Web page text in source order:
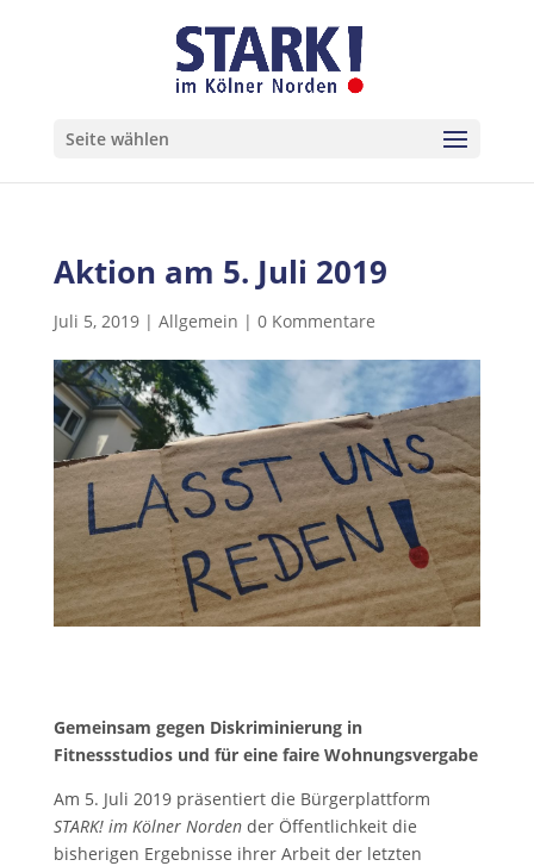
Seite wählen
Aktion am 5. Juli 2019
Juli 5, 2019| Allgemein | 0 Kommentare
Gemeinsam gegen Diskriminierung in
Fitnessstudios und für eine faire Wohnungsvergabe
Am 5. Juli 2019 präsentiert die Bürgerplattform
STARK! im Kölner Nordender Öffentlichkeit die
bisherigen Ergebnisse ihrer Arbeit der letzten